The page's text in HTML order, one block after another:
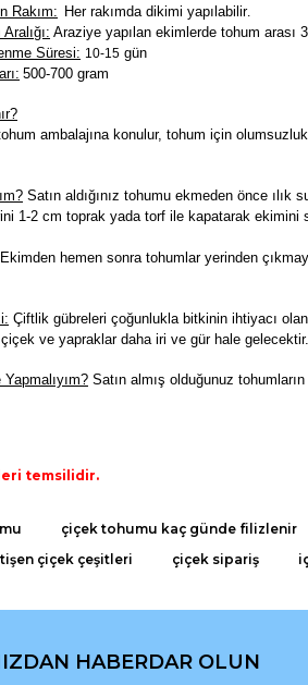
Rakım: Her rakımda dikimi yapılabilir.
Araziye yapılan ekimlerde tohum arası
Süresi: 10-15 gün
500-700 gram
ambalajına konulur, tohum için
Satın aldığınız tohumu ekmeden önce
1-2 cm toprak yada torf ile kapatarak ekimini
Ekimden hemen sonra tohumlar yerinden
Çiftlik gübreleri çoğunlukla bitkinin ihtiyacı
ve yapraklar daha iri ve gür hale gelecektir.
Yapmalıyım? Satın almış olduğunuz
temsilidir.
ürün açıklamalarında ve diğer
bulunuyor.
çiçek tohumu kaç günde filizlenir
çiçek çeşitleri
çiçek sipariş
HABERDAR OLUN